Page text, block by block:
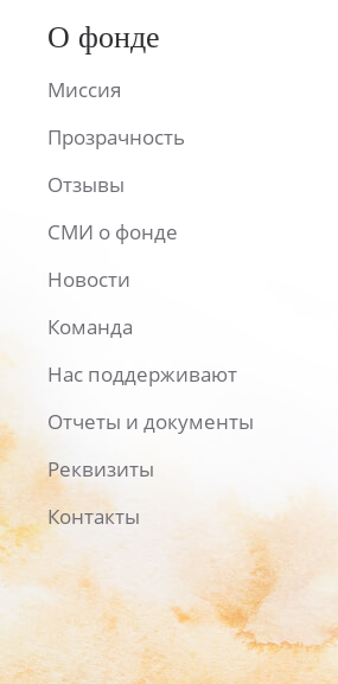
О фонде
Миссия
Прозрачность
Отзывы
СМИ о фонде
Новости
Команда
Нас поддерживают
Отчеты и документы
Реквизиты
Контакты